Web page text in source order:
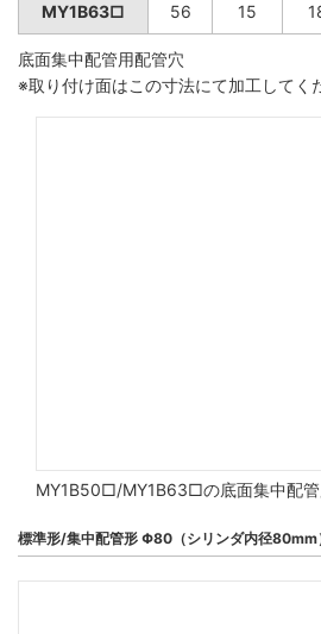
MY1B63□ 56 15
底面集中配管用配管穴
※取り付け面はこの寸法にて加工してく
MY1B50□/MY1B63□の底面集中配管
標準形/集中配管形 Φ80（シリンダ内径